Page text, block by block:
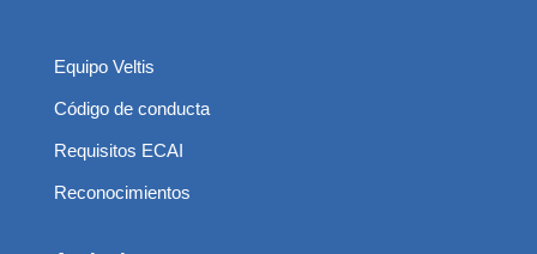
Equipo Veltis
Código de conducta
Requisitos ECAI
Reconocimientos